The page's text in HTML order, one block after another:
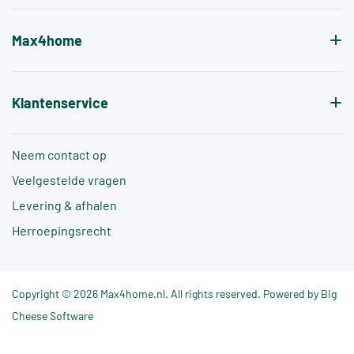
Max4home
Klantenservice
Neem contact op
Veelgestelde vragen
Levering & afhalen
Herroepingsrecht
Copyright © 2026 Max4home.nl. All rights reserved. Powered by Big
Cheese Software